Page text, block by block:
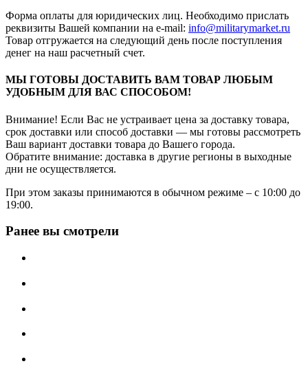
Форма оплаты для юридических лиц. Необходимо прислать
реквизиты Вашей компании на е-mail: info@militarymarket.ru
Товар отгружается на следующий день после поступления
денег на наш расчетный счет.
МЫ ГОТОВЫ ДОСТАВИТЬ ВАМ ТОВАР ЛЮБЫМ
УДОБНЫМ ДЛЯ ВАС СПОСОБОМ!
Внимание! Если Вас не устраивает цена за доставку товара,
срок доставки или способ доставки — мы готовы рассмотреть
Ваш вариант доставки товара до Вашего города.
Обратите внимание: доставка в другие регионы в выходные
дни не осуществляется.
При этом заказы принимаются в обычном режиме – с 10:00 до
19:00.
Ранее вы смотрели